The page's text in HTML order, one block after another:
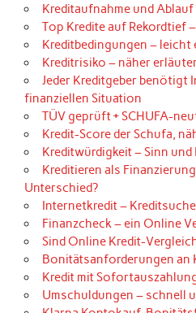
Kreditaufnahme und
Top Kredite auf Rekordtief
Kreditbedingungen – leicht
Kreditrisiko – näher
Jeder Kreditgeber benötigt
finanziellen Situation
TÜV geprüft + SCHUFA-
Kredit-Score der Schufa,
Kreditwürdigkeit – Sinn und
Kreditieren als
Unterschied?
Internetkredit –
Finanzcheck – ein Online
Sind Online Kredit-
Bonitätsanforderungen an
Kredit mit
Umschuldungen – schnell